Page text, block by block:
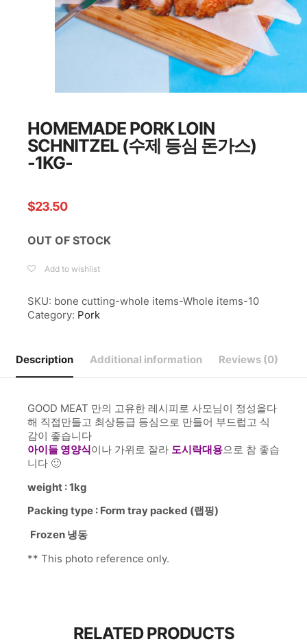
HOMEMADE PORK LOIN
SCHNITZEL (수제 등심 돈가스)
-1KG-
$23.50
OUT OF STOCK
Add to wishlist
SKU: bone cutting-whole items-Whole items-10
Category: Pork
Description Additional information Reviews (0)
GOOD MEAT 만의 고유한 레시피로 사모님이 정성을다
해 직접만들고 최상등급 등심으로 만들어 부드럽고 식
감이 좋습니다
아이들 영양식이나 가위로 잘라 도시락대용으로 참 좋습
니다 🙂
weight : 1kg
Packing type : Form tray packed (랩핑)
Frozen 냉동
** This photo reference only.
RELATED PRODUCTS